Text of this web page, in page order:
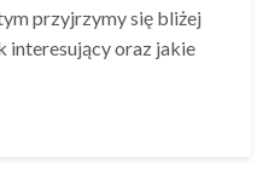
przyjrzymy się bliżej
interesujący oraz jakie